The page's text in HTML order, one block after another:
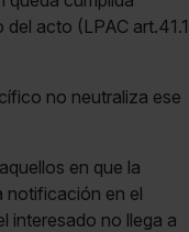
acto (LPAC art.41.1
no neutraliza ese
en que la
notificación en el
interesado no llega a